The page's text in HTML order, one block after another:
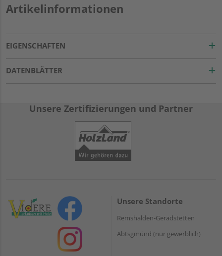
Artikelinformationen
EIGENSCHAFTEN
DATENBLÄTTER
Unsere Zertifizierungen und Partner
Unsere Standorte
Remshalden-Geradstetten
Abtsgmünd (nur gewerblich)